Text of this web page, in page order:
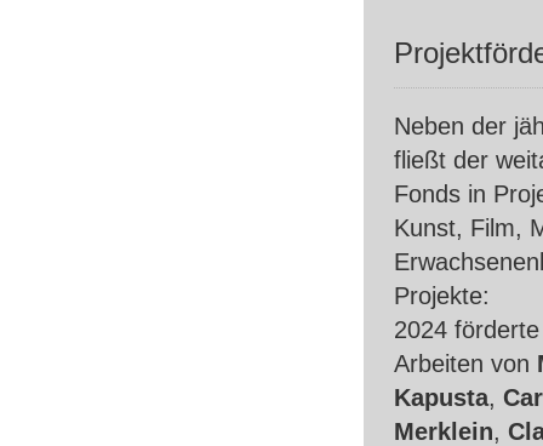
Neben der
fließt der
Fonds in
Kunst, Film,
Projekte:
2024
Arbeiten von
Kapusta,
Merklein,